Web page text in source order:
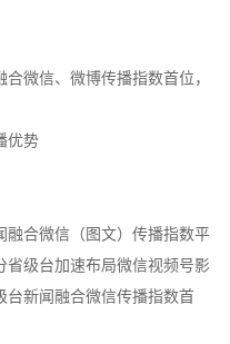
微信、微博传播指数首位，
优势
融合微信（图文）传播指数平
省级台加速布局微信视频号影
台新闻融合微信传播指数首